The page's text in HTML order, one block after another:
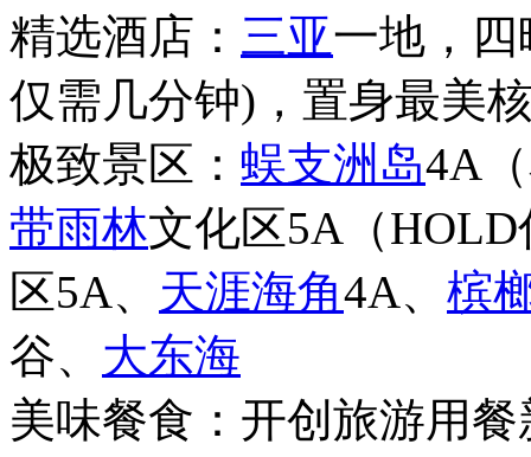
精选酒店： 三亚一地，
仅需几分钟)，置身最美
极致景区： 蜈支洲岛4A
带雨林文化区5A（
区5A、 天涯海角4A、 槟
谷、 大东海
美味餐食：开创旅游用